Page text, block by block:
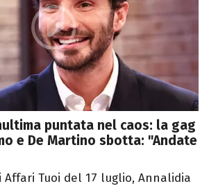
puntata nel caos: la gag
e De Martino sbotta: "Andate
Tuoi del 17 luglio, Annalidia